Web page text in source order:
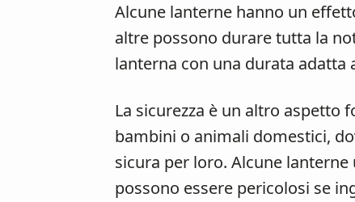
Alcune lanterne hanno un
altre possono durare tutta la
lanterna con una durata adatta
La sicurezza è un altro aspetto
bambini o animali domestici,
sicura per loro. Alcune
possono essere pericolosi se